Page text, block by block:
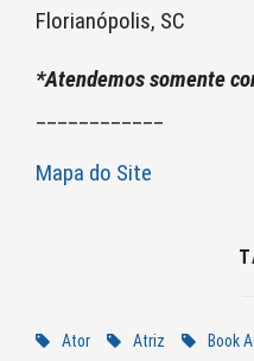
Florianópolis, SC
*Atendemos somente
Mapa do Site
Ator Atriz Book